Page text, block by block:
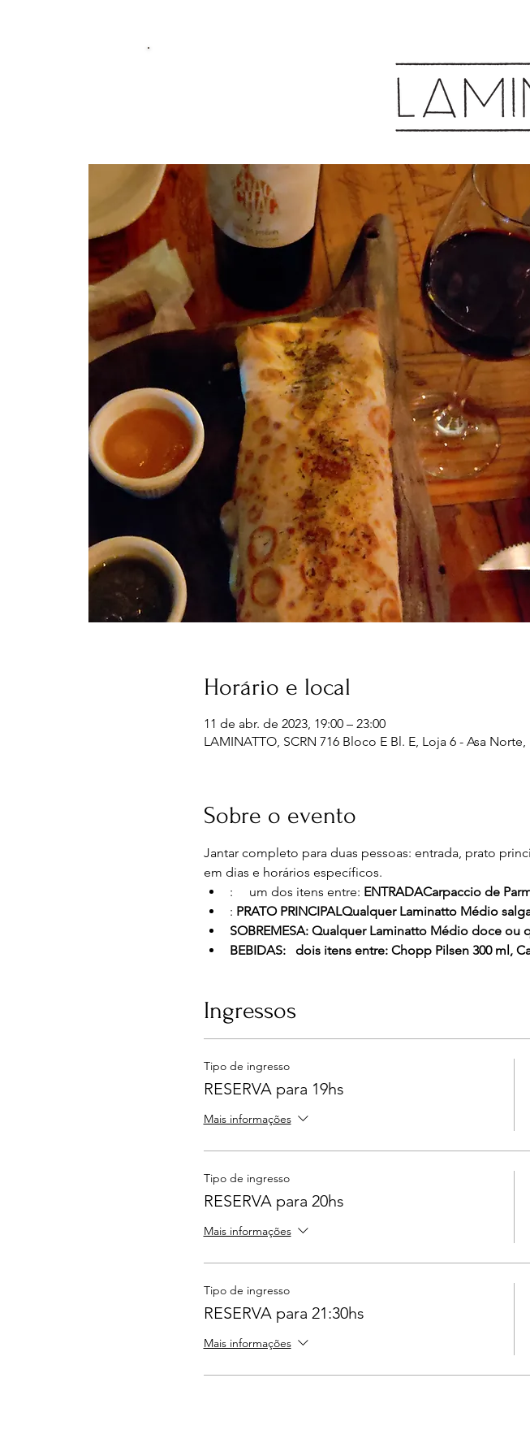
Horário e local
11 de abr. de 2023, 19:00 – 23:00
LAMINATTO, SCRN 716 Bloco E Bl. E, Loja 6 - Asa Norte,
Sobre o evento
Jantar completo para duas pessoas: entrada, prato
em dias e horários específicos.
:     um dos itens entre: ENTRADACarpaccio de
: PRATO PRINCIPALQualquer Laminatto Médio
SOBREMESA: Qualquer Laminatto Médio doce ou
BEBIDAS:   dois itens entre: Chopp Pilsen 300 ml,
Ingressos
Tipo de ingresso
RESERVA para 19hs
Mais informações
Tipo de ingresso
RESERVA para 20hs
Mais informações
Tipo de ingresso
RESERVA para 21:30hs
Mais informações